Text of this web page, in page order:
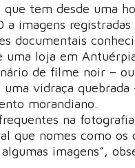
tem desde uma
a imagens
documentais
uma loja em
de filme noir –
vidraça
morandiano.
na
que nomes como os
imagens”,